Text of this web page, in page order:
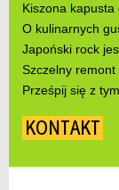
Kiszona kapusta
O kulinarnych
Japoński rock
Szczelny remont
Prześpij się z
KONTAKT